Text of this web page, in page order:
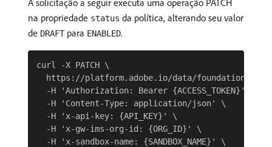
A solicitação a seguir executa uma operação PATCH
na propriedade status da política, alterando seu valor
de DRAFTpara ENABLED.
curl -X PATCH \
https://platform.adobe.io/data/foundation/
  -H 'Authorization: Bearer {ACCESS_TOKEN}' \
  -H 'Content-Type: application/json' \
  -H 'x-api-key: {API_KEY}' \
  -H 'x-gw-ims-org-id: {ORG_ID}' \
  -H 'x-sandbox-name: {SANDBOX_NAME}' \